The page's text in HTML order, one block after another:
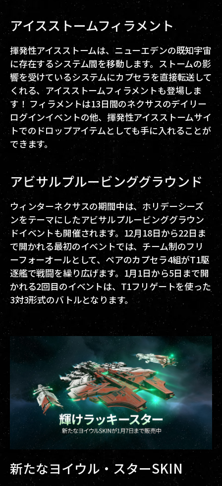
アイスストームフィラメント
揮発性アイスストームは、ニューエデンの既知宇宙
に存在するシステム間を移動します。ストームの影
響を受けているシステムにカプセラを直接転送して
くれる、アイスストームフィラメントも登場しま
す！ フィラメントは13日間のネクサスのデイリー
ログインイベントの他、揮発性アイスストームサイ
トでのドロップアイテムとしても手に入れることが
できます。
アビサルプルービンググラウンド
ウィンターネクサスの期間中は、ホリデーシーズ
ンをテーマにしたアビサルプルービンググラウン
ドイベントも開催されます。12月18日から22日ま
で開かれる最初のイベントでは、チーム制のフリ
ーフォーオールとして、ペアのカプセラ4組がT1駆
逐艦で戦闘を繰り広げます。1月1日から5日まで開
かれる2回目のイベントは、T1フリゲートを使った
3対3形式のバトルとなります。
新たなヨイウル・スターSKIN